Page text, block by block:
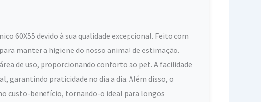
60X55 devido à sua qualidade excepcional. Feito com
manter a higiene do nosso animal de estimação.
de uso, proporcionando conforto ao pet. A facilidade
garantindo praticidade no dia a dia. Além disso, o
custo-benefício, tornando-o ideal para longos